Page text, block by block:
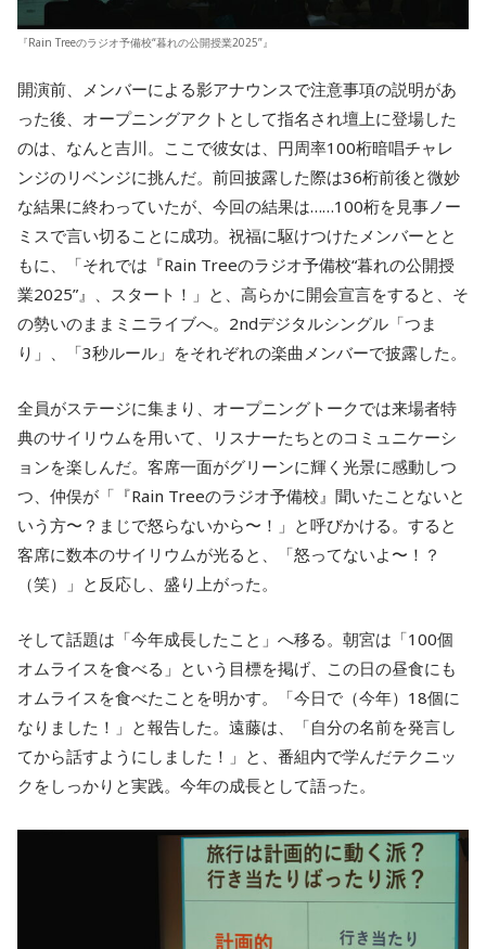
『Rain Treeのラジオ予備校“暮れの公開授業2025”』
開演前、メンバーによる影アナウンスで注意事項の説明があ
った後、オープニングアクトとして指名され壇上に登場した
のは、なんと吉川。ここで彼女は、円周率100桁暗唱チャレ
ンジのリベンジに挑んだ。前回披露した際は36桁前後と微妙
な結果に終わっていたが、今回の結果は……100桁を見事ノー
ミスで言い切ることに成功。祝福に駆けつけたメンバーとと
もに、「それでは『Rain Treeのラジオ予備校“暮れの公開授
業2025”』、スタート！」と、高らかに開会宣言をすると、そ
の勢いのままミニライブへ。2ndデジタルシングル「つま
り」、「3秒ルール」をそれぞれの楽曲メンバーで披露した。
全員がステージに集まり、オープニングトークでは来場者特
典のサイリウムを用いて、リスナーたちとのコミュニケーシ
ョンを楽しんだ。客席一面がグリーンに輝く光景に感動しつ
つ、仲俣が「『Rain Treeのラジオ予備校』聞いたことないと
いう方〜？まじで怒らないから〜！」と呼びかける。すると
客席に数本のサイリウムが光ると、「怒ってないよ〜！？
（笑）」と反応し、盛り上がった。
そして話題は「今年成長したこと」へ移る。朝宮は「100個
オムライスを食べる」という目標を掲げ、この日の昼食にも
オムライスを食べたことを明かす。「今日で（今年）18個に
なりました！」と報告した。遠藤は、「自分の名前を発言し
てから話すようにしました！」と、番組内で学んだテクニッ
クをしっかりと実践。今年の成長として語った。